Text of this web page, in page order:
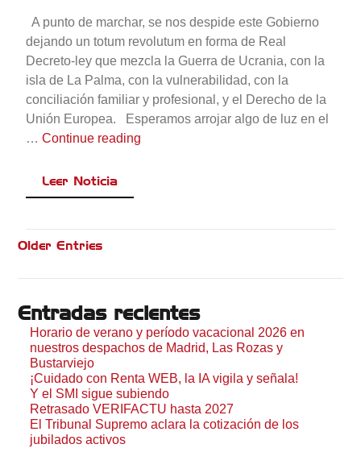
A punto de marchar, se nos despide este Gobierno
dejando un totum revolutum en forma de Real
Decreto-ley que mezcla la Guerra de Ucrania, con la
isla de La Palma, con la vulnerabilidad, con la
conciliación familiar y profesional, y el Derecho de la
Unión Europea. Esperamos arrojar algo de luz en el
…Continue reading
Leer Noticia
Older Entries
Entradas recientes
Horario de verano y período vacacional 2026 en
nuestros despachos de Madrid, Las Rozas y
Bustarviejo
¡Cuidado con Renta WEB, la IA vigila y señala!
Y el SMI sigue subiendo
Retrasado VERIFACTU hasta 2027
El Tribunal Supremo aclara la cotización de los
jubilados activos